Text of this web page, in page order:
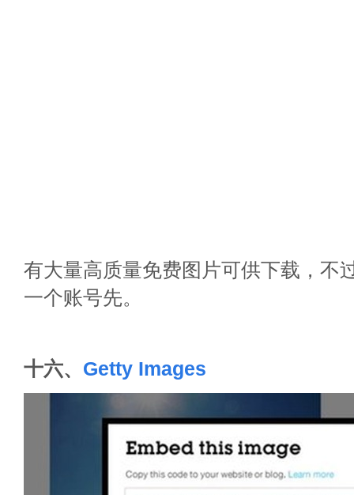
有大量高质量免费图片可供下载，不
一个账号先。
十六、 Getty Images